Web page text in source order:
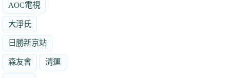
AOC電視
大淨氏
日勝新京站
森友會 清運